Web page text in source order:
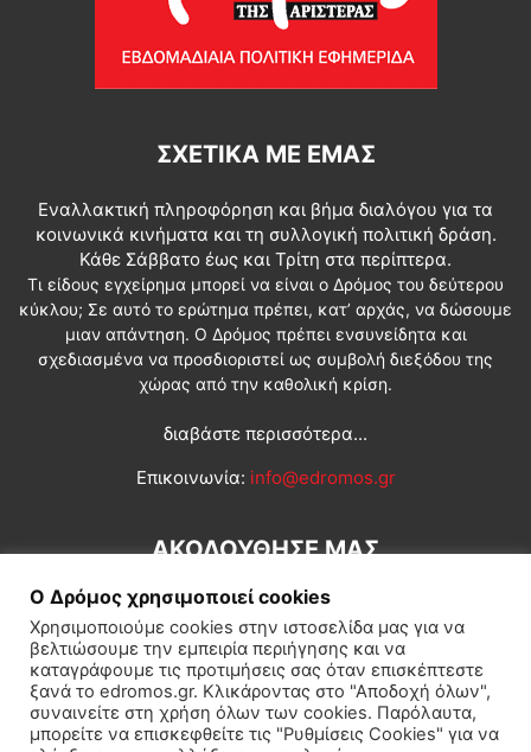
ΣΧΕΤΙΚΆ ΜΕ ΕΜΆΣ
Εναλλακτική πληροφόρηση και βήμα διαλόγου για τα
κοινωνικά κινήματα και τη συλλογική πολιτική δράση.
Κάθε Σάββατο έως και Τρίτη στα περίπτερα.
Τι είδους εγχείρημα μπορεί να είναι ο Δρόμος του δεύτερου
κύκλου; Σε αυτό το ερώτημα πρέπει, κατ’ αρχάς, να δώσουμε
μιαν απάντηση. Ο Δρόμος πρέπει ενσυνείδητα και
σχεδιασμένα να προσδιοριστεί ως συμβολή διεξόδου της
χώρας από την καθολική κρίση.
διαβάστε περισσότερα...
Επικοινωνία: info@edromos.gr
ΑΚΟΛΟΥΘΗΣΕ ΜΑΣ
Εγγραφή συνδρομητή Πολιτική Διεθνή Κοινωνία
Ο Δρόμος χρησιμοποιεί cookies
Χρησιμοποιούμε cookies στην ιστοσελίδα μας για να
βελτιώσουμε την εμπειρία περιήγησης και να
καταγράφουμε τις προτιμήσεις σας όταν επισκέπτεστε
ξανά το edromos.gr. Κλικάροντας στο "Αποδοχή όλων",
συναινείτε στη χρήση όλων των cookies. Παρόλαυτα,
μπορείτε να επισκεφθείτε τις "Ρυθμίσεις Cookies" για να